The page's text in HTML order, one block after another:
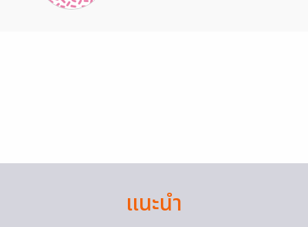
แนะนำ